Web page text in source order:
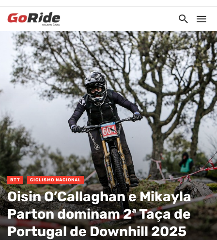
BTT CICLISMO NACIONAL
Oisin O’Callaghan e Mikayla
Parton dominam 2ª Taça de
Portugal de Downhill 2025